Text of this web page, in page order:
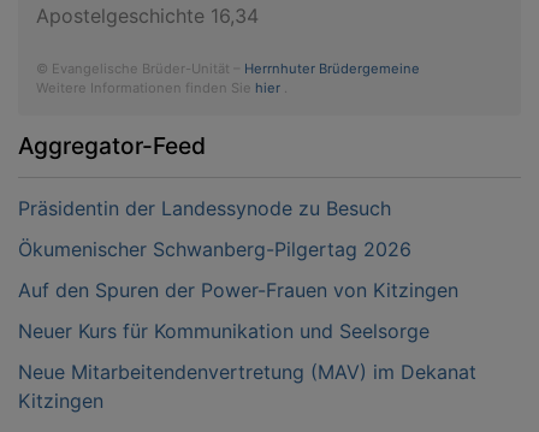
Apostelgeschichte 16,34
© Evangelische Brüder-Unität – Herrnhuter Brüdergemeine
Weitere Informationen finden Sie hier .
Aggregator-Feed
Präsidentin der Landessynode zu Besuch
Ökumenischer Schwanberg-Pilgertag 2026
Auf den Spuren der Power-Frauen von Kitzingen
Neuer Kurs für Kommunikation und Seelsorge
Neue Mitarbeitendenvertretung (MAV) im Dekanat
Kitzingen